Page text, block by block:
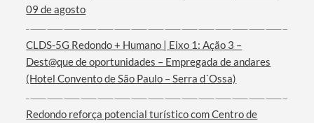
09 de agosto
CLDS-5G Redondo + Humano | Eixo 1: Ação 3 –
Dest@que de oportunidades – Empregada de andares
(Hotel Convento de São Paulo – Serra d´Ossa)
Redondo reforça potencial turístico com Centro de